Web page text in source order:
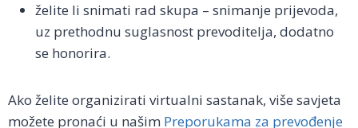
želite li snimati rad skupa – snimanje prijevoda,
uz prethodnu suglasnost prevoditelja, dodatno
se honorira.
Ako želite organizirati virtualni sastanak, više savjeta
možete pronaći u našim Preporukama za prevođenje